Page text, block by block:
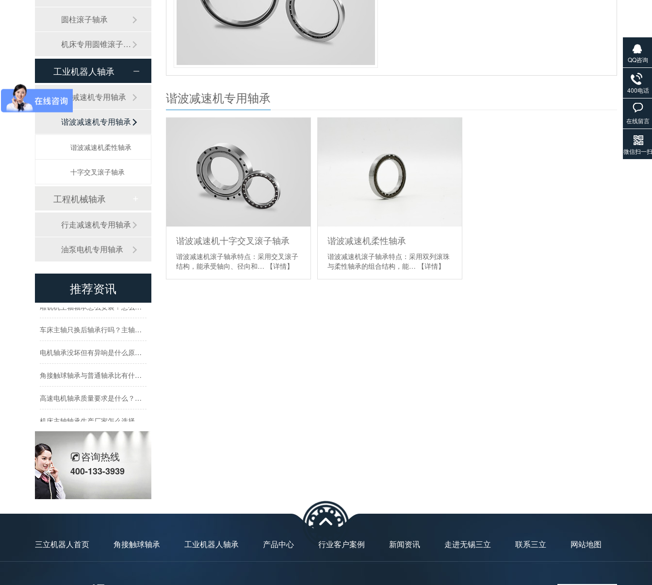
谐波减速机专用轴承
谐波减速机十字交叉滚子轴承
谐波减速机滚子轴承特点：采用交叉滚子
结构，能承受轴向、径向和…
【详情】
谐波减速机柔性轴承
谐波减速机滚子轴承特点：采用双列滚珠
与柔性轴承的组合结构，能…
【详情】
圆柱滚子轴承
机床专用圆锥滚子轴承
工业机器人轴承
RV减速机专用轴承
谐波减速机专用轴承
谐波减速机柔性轴承
十字交叉滚子轴承
工程机械轴承
行走减速机专用轴承
油泵电机专用轴承
推荐资讯
雕铣机主轴轴承怎么安装？怎么保证安装效果？
咨询热线
400-133-3939
三立机器人首页 角接触球轴承 工业机器人轴承 产品中心 行业客户案例 新闻资讯 走进无锡三立 联系三立 网站地图
QQ咨询
400电话
在线留言
微信扫一扫